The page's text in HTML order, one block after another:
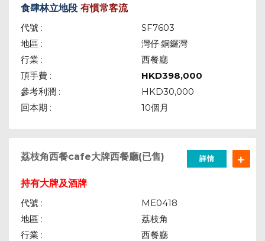
食肆林立地段 有慣常客流
代號 :
SF7603
地區 :
灣仔·銅鑼灣
行業 :
西餐廳
頂手費 :
HKD398,000
參考利潤 :
HKD30,000
回本期 :
10個月
荔枝角西餐cafe大牌西餐廳(已售) 詳情
持有大牌及酒牌
代號 :
ME0418
地區 :
荔枝角
行業 :
西餐廳